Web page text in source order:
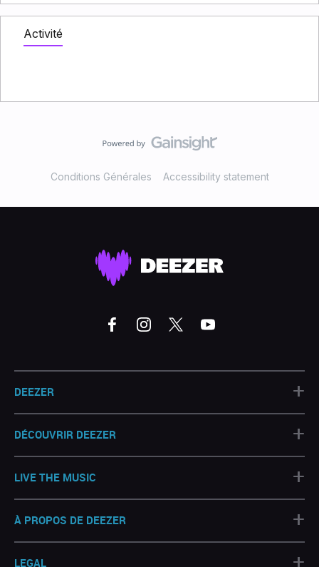
Activité
Conditions Générales Accessibility statement
DEEZER +
DÉCOUVRIR DEEZER +
LIVE THE MUSIC +
À PROPOS DE DEEZER +
LEGAL +